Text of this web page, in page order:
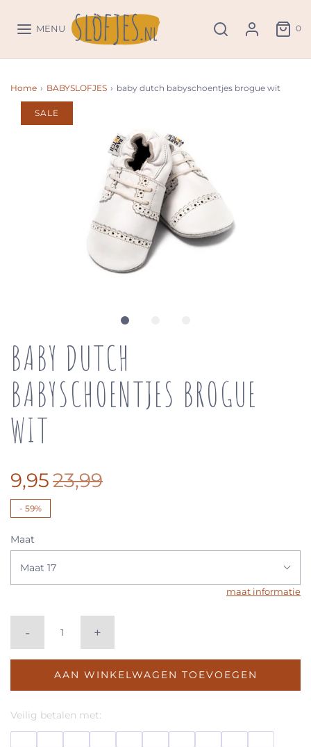
MENU 0
Home › BABYSLOFJES › baby dutch babyschoentjes brogue wit
SALE
BABY DUTCH
BABYSCHOENTJES BROGUE
WIT
9,9523,99
- 59%
Maat
Maat 17
maat informatie
- +
AAN WINKELWAGEN TOEVOEGEN
Veilig betalen met: